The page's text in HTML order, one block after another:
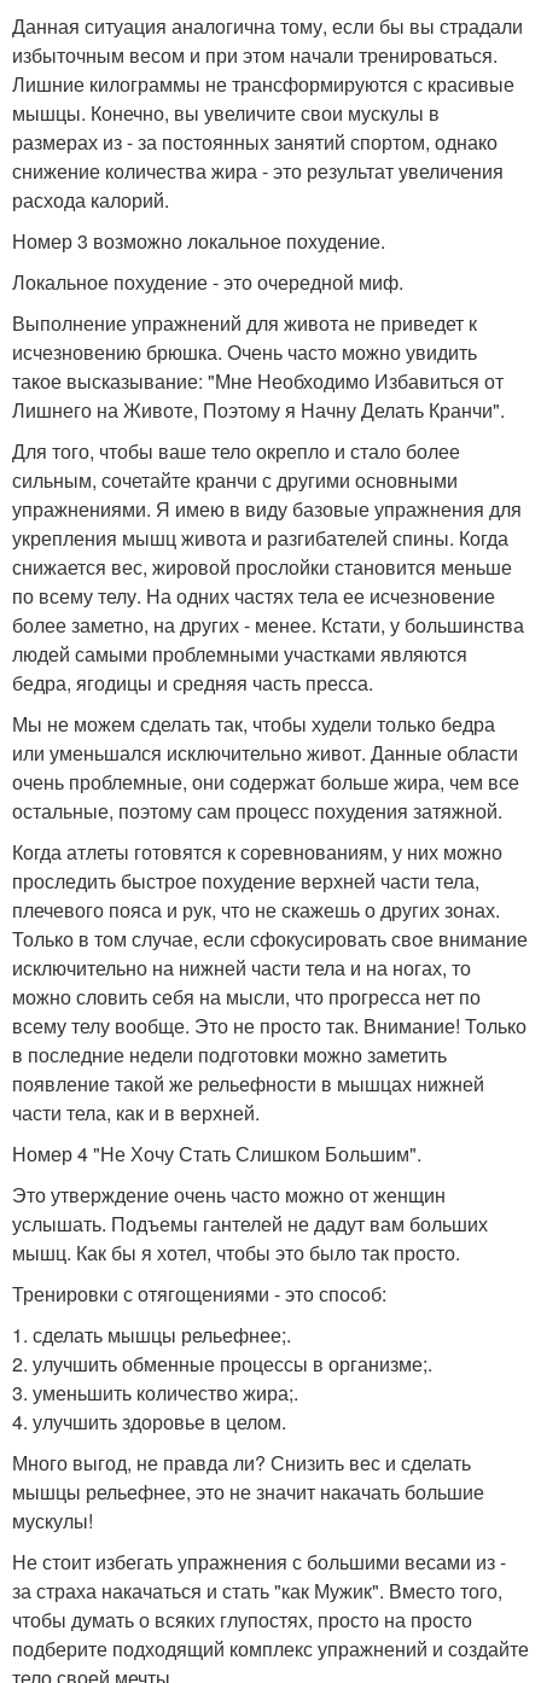
Данная ситуация аналогична тому, если бы вы страдали
избыточным весом и при этом начали тренироваться.
Лишние килограммы не трансформируются с красивые
мышцы. Конечно, вы увеличите свои мускулы в
размерах из - за постоянных занятий спортом, однако
снижение количества жира - это результат увеличения
расхода калорий.
Номер 3 возможно локальное похудение.
Локальное похудение - это очередной миф.
Выполнение упражнений для живота не приведет к
исчезновению брюшка. Очень часто можно увидить
такое высказывание: "Мне Необходимо Избавиться от
Лишнего на Животе, Поэтому я Начну Делать Кранчи".
Для того, чтобы ваше тело окрепло и стало более
сильным, сочетайте кранчи с другими основными
упражнениями. Я имею в виду базовые упражнения для
укрепления мышц живота и разгибателей спины. Когда
снижается вес, жировой прослойки становится меньше
по всему телу. На одних частях тела ее исчезновение
более заметно, на других - менее. Кстати, у большинства
людей самыми проблемными участками являются
бедра, ягодицы и средняя часть пресса.
Мы не можем сделать так, чтобы худели только бедра
или уменьшался исключительно живот. Данные области
очень проблемные, они содержат больше жира, чем все
остальные, поэтому сам процесс похудения затяжной.
Когда атлеты готовятся к соревнованиям, у них можно
проследить быстрое похудение верхней части тела,
плечевого пояса и рук, что не скажешь о других зонах.
Только в том случае, если сфокусировать свое внимание
исключительно на нижней части тела и на ногах, то
можно словить себя на мысли, что прогресса нет по
всему телу вообще. Это не просто так. Внимание! Только
в последние недели подготовки можно заметить
появление такой же рельефности в мышцах нижней
части тела, как и в верхней.
Номер 4 "Не Хочу Стать Слишком Большим".
Это утверждение очень часто можно от женщин
услышать. Подъемы гантелей не дадут вам больших
мышц. Как бы я хотел, чтобы это было так просто.
Тренировки с отягощениями - это способ:
1. сделать мышцы рельефнее;.
2. улучшить обменные процессы в организме;.
3. уменьшить количество жира;.
4. улучшить здоровье в целом.
Много выгод, не правда ли? Снизить вес и сделать
мышцы рельефнее, это не значит накачать большие
мускулы!
Не стоит избегать упражнения с большими весами из -
за страха накачаться и стать "как Мужик". Вместо того,
чтобы думать о всяких глупостях, просто на просто
подберите подходящий комплекс упражнений и создайте